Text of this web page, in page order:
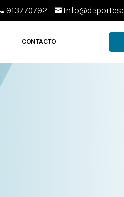
913770792 
CONTACTO